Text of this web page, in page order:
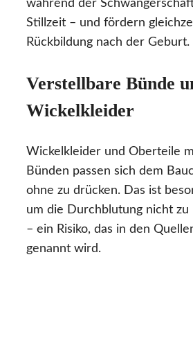
während der
Stillzeit – und fördern
Rückbildung nach der Geburt.
Verstellbare Bünde
Wickelkleider
Wickelkleider und Oberteile
Bünden passen sich dem
ohne zu drücken. Das ist
um die Durchblutung nicht
– ein Risiko, das in den
genannt wird.